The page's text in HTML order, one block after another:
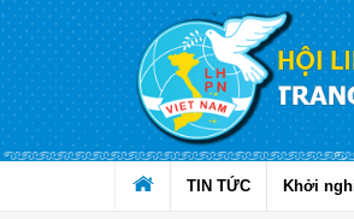
Skip to Content
TIN TỨC Khởi